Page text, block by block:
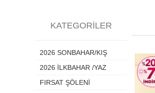
KATEGORILER
2026 SONBAHAR/KIŞ
2026 İLKBAHAR /YAZ
FIRSAT ŞÖLENİ